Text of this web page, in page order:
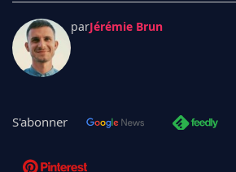
parJérémie Brun
S'abonner